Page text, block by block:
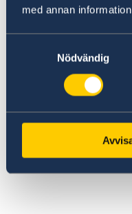
med annan
Nödvändig